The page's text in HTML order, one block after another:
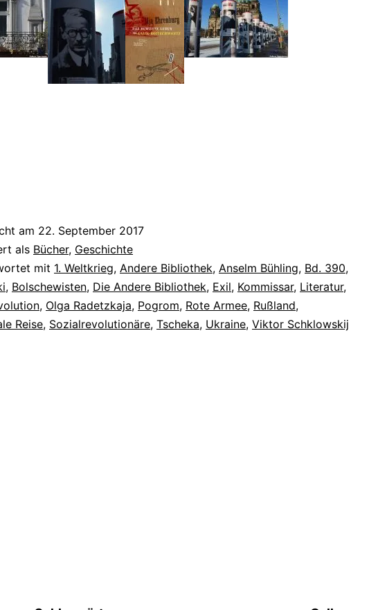
am 22. September 2017
als Bücher, Geschichte
mit 1. Weltkrieg, Andere Bibliothek, Anselm Bühling, Bd. 390,
, Bolschewisten, Die Andere Bibliothek, Exil, Kommissar, Literatur,
, Olga Radetzkaja, Pogrom, Rote Armee, Rußland,
Reise, Sozialrevolutionäre, Tscheka, Ukraine, Viktor Schklowskij